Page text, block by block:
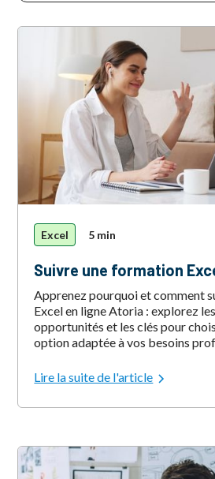
Excel 5 min
Suivre une formation
Apprenez pourquoi et comment
Excel en ligne Atoria : explorez
opportunités et les clés pour
option adaptée à vos besoins
Lire la suite de l'article